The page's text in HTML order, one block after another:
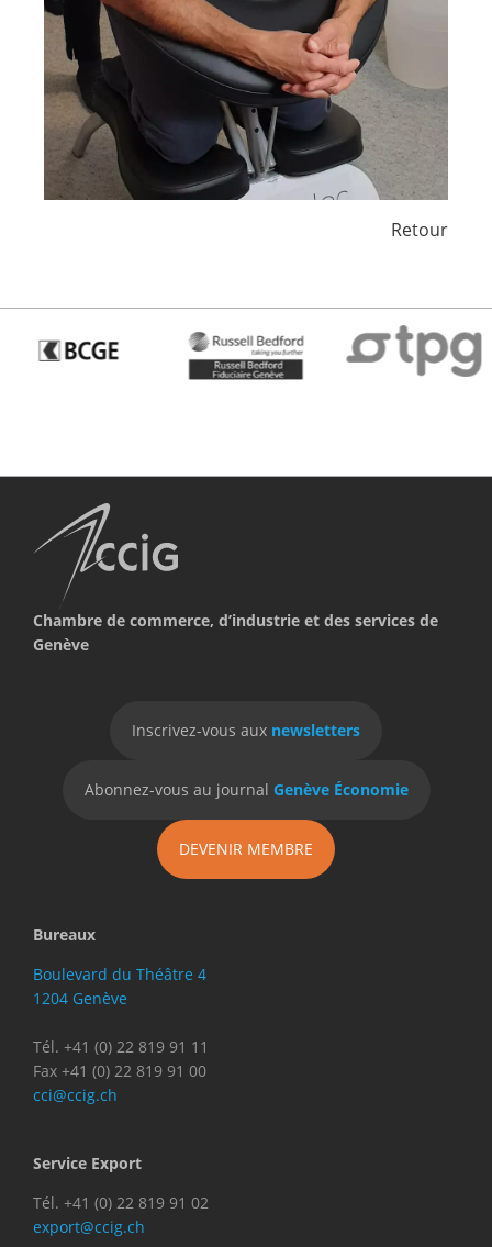
Retour
Chambre de commerce, d’industrie et des services de
Genève
Inscrivez-vous aux newsletters
Abonnez-vous au journal Genève Économie
DEVENIR MEMBRE
Bureaux
Boulevard du Théâtre 4
1204 Genève
Tél. +41 (0) 22 819 91 11
Fax +41 (0) 22 819 91 00
cci@ccig.ch
Service Export
Tél. +41 (0) 22 819 91 02
export@ccig.ch